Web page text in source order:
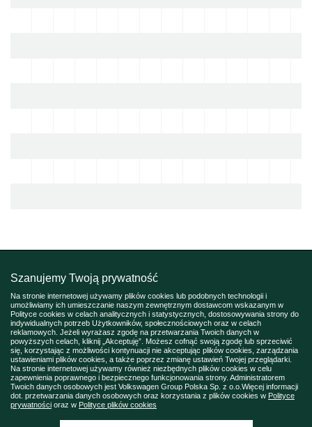
Szanujemy Twoją prywatność
Na stronie internetowej używamy plików cookies lub podobnych technologii i
umożliwiamy ich umieszczanie naszym zewnętrznym dostawcom wskazanym w
Polityce cookies w celach analitycznych i statystycznych, dostosowywania strony do
indywidualnych potrzeb Użytkowników, społecznościowych oraz w celach
reklamowych. Jeżeli wyrażasz zgodę na przetwarzania Twoich danych w
powyższych celach, kliknij „Akceptuję”. Możesz cofnąć swoją zgodę lub sprzeciwić
się, korzystając z możliwości kontynuacji nie akceptując plików cookies, zarządzania
ustawieniami plików cookies, a także poprzez zmianę ustawień Twojej przeglądarki.
Na stronie internetowej używamy również niezbędnych plików cookies w celu
zapewnienia poprawnego i bezpiecznego funkcjonowania strony. Administratorem
Twoich danych osobowych jest Volkswagen Group Polska Sp. z o.o.Więcej informacji
dot. przetwarzania danych osobowych oraz korzystania z plików cookies w Polityce
prywatności oraz w Polityce plików cookies